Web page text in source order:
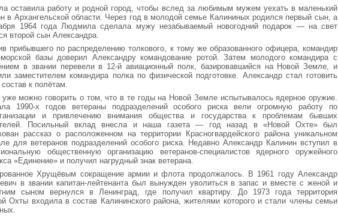
оставила работу и родной город, чтобы вслед за любимым мужем уехать в маленький
в Архангельской области. Через год в молодой семье Калининых родился первый сын, а
1964 года Людмила сделала мужу незабываемый новогодний подарок — на свет
второй сын Александра.
прибывшего по распределению толкового, к тому же образованного офицера, командир
морской базы доверил Александру командование ротой. Затем молодого командира с
в звании перевели в 12-й авиационный полк, базировавшийся на Новой Земле, и
заместителем командира полка по физической подготовке. Александр стал готовить
к полётам.
уже можно говорить о том, что в те годы на Новой Земле испытывалось ядерное оружие.
1990-х годов ветераны подразделений особого риска вели огромную работу по
и привлечению внимания общества и государства к проблемам бывших
Посильный вклад внесла и наша газета — год назад в «Новой Охте» был
рассказ о расположенном на территории Красногвардейского района уникальном
для ветеранов подразделений особого риска. Недавно Александр Калинин вступил в
общественную организацию ветеранов-специалистов ядерного оружейного
«Единение» и получил нагрудный знак ветерана.
Хрущёвым сокращение армии и флота продолжалось. В 1961 году Александр
в звании капитан-лейтенанта был вынужден уволиться в запас и вместе с женой и
сыном вернулся в Ленинград, где получил квартиру. До 1973 года территория
Охты входила в состав Калининского района, жителями которого и стали члены семьи